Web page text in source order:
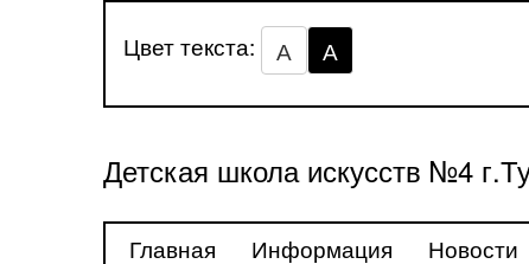
Цвет текста: А А
Детская школа искусств №4
Главная Информация Новости